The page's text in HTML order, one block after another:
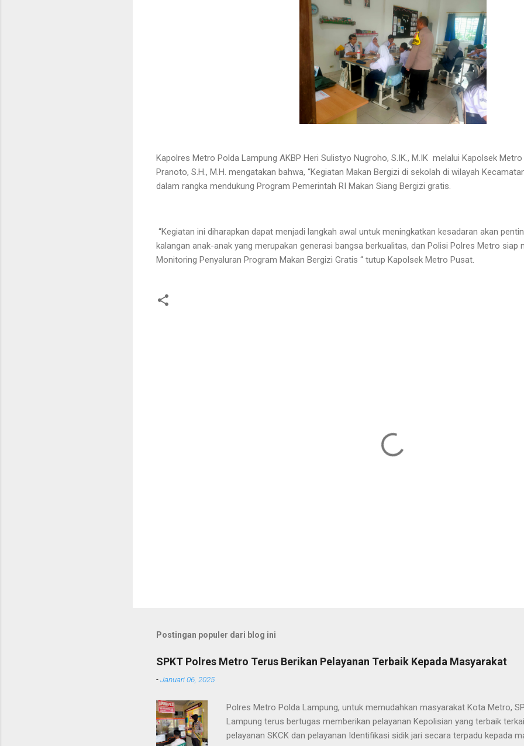
Kapolres Metro Polda Lampung AKBP Heri Sulistyo Nugroho, S.IK., M.IK melalui Kapolsek Metro
Pranoto, S.H., M.H. mengatakan bahwa, “Kegiatan Makan Bergizi di sekolah di wilayah
dalam rangka mendukung Program Pemerintah RI Makan Siang Bergizi gratis.
“Kegiatan ini diharapkan dapat menjadi langkah awal untuk meningkatkan kesadaran akan
kalangan anak-anak yang merupakan generasi bangsa berkualitas, dan Polisi Polres Metro siap
Monitoring Penyaluran Program Makan Bergizi Gratis “ tutup Kapolsek Metro Pusat.
Postingan populer dari blog ini
SPKT Polres Metro Terus Berikan Pelayanan Terbaik Kepada Masyarakat
-Januari 06, 2025
Polres Metro Polda Lampung, untuk memudahkan masyarakat Kota Metro,
Lampung terus bertugas memberikan pelayanan Kepolisian yang terbaik
pelayanan SKCK dan pelayanan Identifikasi sidik jari secara terpadu kepada